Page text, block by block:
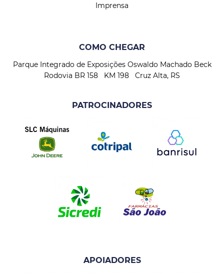
Imprensa
COMO CHEGAR
Parque Integrado de Exposições Oswaldo Machado Beck
Rodovia BR 158 KM 198 Cruz Alta, RS
PATROCINADORES
APOIADORES